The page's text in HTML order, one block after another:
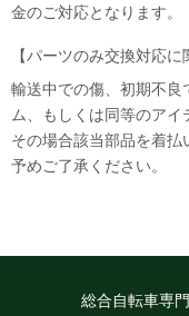
金のご対応となります。
【パーツのみ交換対応に
輸送中での傷、初期不良
ム、もしくは同等のアイ
その場合該当部品を着
予めご了承ください。
総合自転車専